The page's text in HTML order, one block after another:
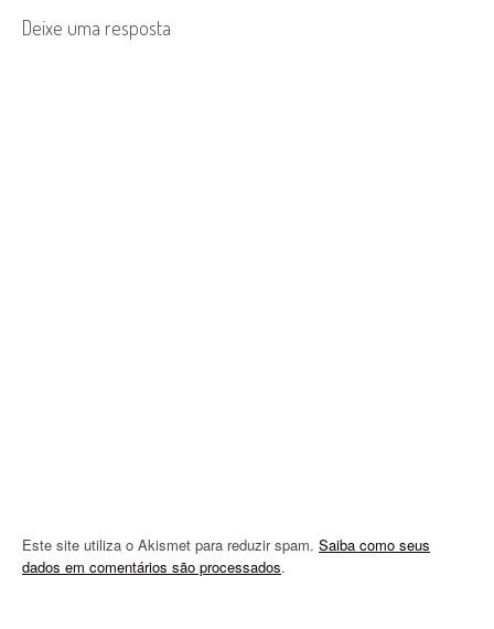
n
Deixe uma resposta
Este site utiliza o Akismet para reduzir spam. Saiba como seus
dados em comentários são processados.